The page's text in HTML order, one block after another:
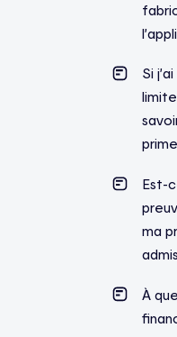
Si
Est-
ma
À